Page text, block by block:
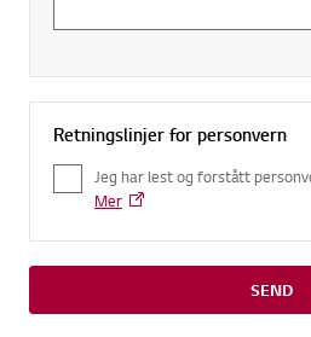
Retningslinjer for personvern
Jeg har lest og forstått
Mer
SEND